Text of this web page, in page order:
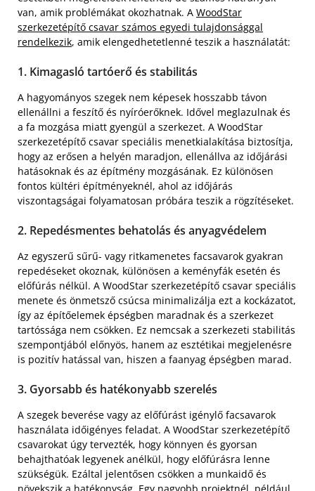
van, amik problémákat okozhatnak. A WoodStar
szerkezetépítő csavar számos egyedi tulajdonsággal
rendelkezik, amik elengedhetetlenné teszik a használatát:
1. Kimagasló tartóerő és stabilitás
A hagyományos szegek nem képesek hosszabb távon
ellenállni a feszítő és nyíróerőknek. Idővel meglazulnak és
a fa mozgása miatt gyengül a szerkezet. A WoodStar
szerkezetépítő csavar speciális menetkialakítása biztosítja,
hogy az erősen a helyén maradjon, ellenállva az időjárási
hatásoknak és az építmény mozgásának. Ez különösen
fontos kültéri építményeknél, ahol az időjárás
viszontagságai folyamatosan próbára teszik a rögzítéseket.
2. Repedésmentes behatolás és anyagvédelem
Az egyszerű sűrű- vagy ritkamenetes facsavarok gyakran
repedéseket okoznak, különösen a keményfák esetén és
előfúrás nélkül. A WoodStar szerkezetépítő csavar speciális
menete és önmetsző csúcsa minimalizálja ezt a kockázatot,
így az építőelemek épségben maradnak és a szerkezet
tartóssága nem csökken. Ez nemcsak a szerkezeti stabilitás
szempontjából előnyös, hanem az esztétikai megjelenésre
is pozitív hatással van, hiszen a faanyag épségben marad.
3. Gyorsabb és hatékonyabb szerelés
A szegek beverése vagy az előfúrást igénylő facsavarok
használata időigényes feladat. A WoodStar szerkezetépítő
csavarokat úgy tervezték, hogy könnyen és gyorsan
behajthatóak legyenek anélkül, hogy előfúrásra lenne
szükségük. Ezáltal jelentősen csökken a munkaidő és